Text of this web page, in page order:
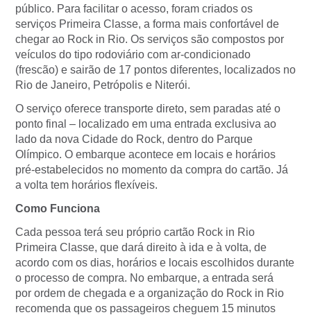
público. Para facilitar o acesso, foram criados os
serviços Primeira Classe, a forma mais confortável de
chegar ao Rock in Rio. Os serviços são compostos por
veículos do tipo rodoviário com ar-condicionado
(frescão) e sairão de 17 pontos diferentes, localizados no
Rio de Janeiro, Petrópolis e Niterói.
O serviço oferece transporte direto, sem paradas até o
ponto final – localizado em uma entrada exclusiva ao
lado da nova Cidade do Rock, dentro do Parque
Olímpico. O embarque acontece em locais e horários
pré-estabelecidos no momento da compra do cartão. Já
a volta tem horários flexíveis.
Como Funciona
Cada pessoa terá seu próprio cartão Rock in Rio
Primeira Classe, que dará direito à ida e à volta, de
acordo com os dias, horários e locais escolhidos durante
o processo de compra. No embarque, a entrada será
por ordem de chegada e a organização do Rock in Rio
recomenda que os passageiros cheguem 15 minutos